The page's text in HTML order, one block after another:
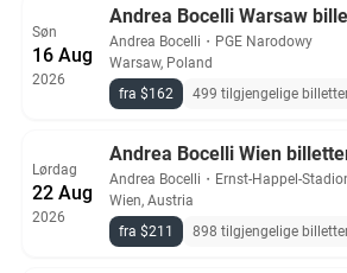
Søn
16 Aug
2026
Andrea Bocelli Warsaw
Andrea Bocelli ・ PGE Narodowy
Warsaw, Poland
fra $162
499 tilgjengelige
Lørdag
22 Aug
2026
Andrea Bocelli Wien
Andrea Bocelli ・ Ernst-Happel-
Wien, Austria
fra $211
898 tilgjengelige